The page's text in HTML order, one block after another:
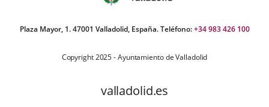
Plaza Mayor, 1. 47001 Valladolid, España. Teléfono:+34 983 426 100
Copyright 2025 - Ayuntamiento de Valladolid
valladolid.es